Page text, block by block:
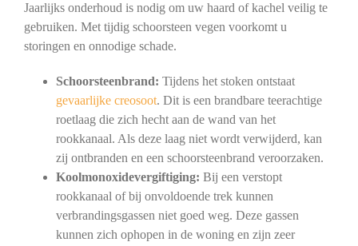
Jaarlijks onderhoud is nodig om uw haard of kachel veilig te
gebruiken. Met tijdig schoorsteen vegen voorkomt u
storingen en onnodige schade.
Schoorsteenbrand: Tijdens het stoken ontstaat
gevaarlijke creosoot. Dit is een brandbare teerachtige
roetlaag die zich hecht aan de wand van het
rookkanaal. Als deze laag niet wordt verwijderd, kan
zij ontbranden en een schoorsteenbrand veroorzaken.
Koolmonoxidevergiftiging: Bij een verstopt
rookkanaal of bij onvoldoende trek kunnen
verbrandingsgassen niet goed weg. Deze gassen
kunnen zich ophopen in de woning en zijn zeer